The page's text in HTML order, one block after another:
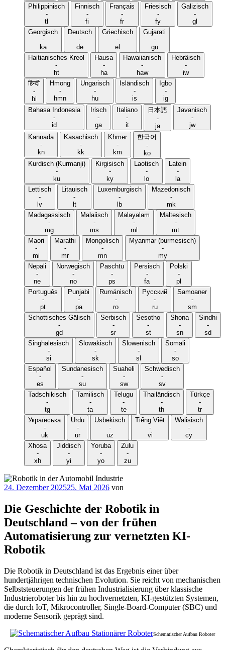
Philippinisch
-
tl
Finnisch
-
fi
Français
-
fr
Friesisch
-
fy
Galizisch
-
gl
Georgisch
-
ka
Deutsch
-
de
Griechisch
-
el
Gujarati
-
gu
Haitianisches Kreol
-
ht
Hausa
-
ha
Hawaiianisch
-
haw
Hebräisch
-
iw
हिन्दी
-
hi
Hmong
-
hmn
Ungarisch
-
hu
Isländisch
-
is
Igbo
-
ig
Bahasa Indonesia
-
id
Irisch
-
ga
Italiano
-
it
日本語
-
ja
Javanisch
-
jw
Kannada
-
kn
Kasachisch
-
kk
Khmer
-
km
한국어
-
ko
Kurdisch (Kurmanji)
-
ku
Kirgisisch
-
ky
Laotisch
-
lo
Latein
-
la
Lettisch
-
lv
Litauisch
-
lt
Luxemburgisch
-
lb
Mazedonisch
-
mk
Madagassisch
-
mg
Malaiisch
-
ms
Malayalam
-
ml
Maltesisch
-
mt
Maori
-
mi
Marathi
-
mr
Mongolisch
-
mn
Myanmar (burmesisch)
-
my
Nepali
-
ne
Norwegisch
-
no
Paschtu
-
ps
Persisch
-
fa
Polski
-
pl
Português
-
pt
Punjabi
-
pa
Rumänisch
-
ro
Русский
-
ru
Samoaner
-
sm
Schottisches Gälisch
-
gd
Serbisch
-
sr
Sesotho
-
st
Shona
-
sn
Sindhi
-
sd
Singhalesisch
-
si
Slowakisch
-
sk
Slowenisch
-
sl
Somali
-
so
Español
-
es
Sundanesisch
-
su
Suaheli
-
sw
Schwedisch
-
sv
Tadschikisch
-
tg
Tamilisch
-
ta
Telugu
-
te
Thailändisch
-
th
Türkçe
-
tr
Українська
-
uk
Urdu
-
ur
Usbekisch
-
uz
Tiếng Việt
-
vi
Walisisch
-
cy
Xhosa
-
xh
Jiddisch
-
yi
Yoruba
-
yo
Zulu
-
zu
Veröffentlicht
24. Dezember 202525. Mai 2026 von
Die Geschichte der Robotik in
Deutschland – von der frühen
Automatisierung zur vernetzten KI-
Robotik
Die Robotik in Deutschland ist das Ergebnis einer über
hundertjährigen technischen Evolution. Sie reicht von mechanischen
Selbststeuerungen der frühen Industrialisierung über klassische
Industrieroboter bis hin zu hochvernetzten, KI-gestützten Systemen,
die durch IoT, Mikrocontroller, Single-Board-Computer (SBC) und
moderne Sensorik geprägt sind.
Schematischer Aufbau Roboter